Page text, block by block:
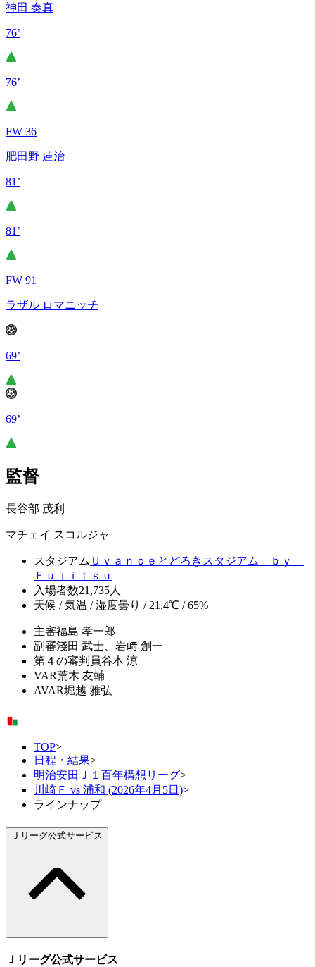
神田 奏真
76’
76’
FW 36
肥田野 蓮治
81’
81’
FW 91
ラザル ロマニッチ
69’
69’
監督
長谷部 茂利
マチェイ スコルジャ
スタジアム Ｕｖａｎｃｅとどろきスタジアム ｂｙ
Ｆｕｊｉｔｓｕ
入場者数21,735人
天候 / 気温 / 湿度曇り / 21.4℃ / 65%
主審福島 孝一郎
副審淺田 武士、岩﨑 創一
第４の審判員谷本 涼
VAR荒木 友輔
AVAR堀越 雅弘
TOP>
日程・結果>
明治安田Ｊ１百年構想リーグ>
川崎Ｆ vs 浦和 (2026年4月5日)>
ラインナップ
Ｊリーグ公式サービス
Ｊリーグ公式サービス